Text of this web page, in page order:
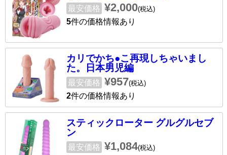
最安価格 ¥2,000(税込)
5件の価格情報あり
カリでかち●こ再現しちゃいまし
た。日本男児編
最安価格 ¥957(税込)
2件の価格情報あり
スティックローター グルグルセブ
ン
最安価格 ¥1,084(税込)